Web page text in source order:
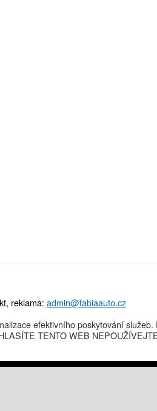
reklama: admin@fabiaauto.cz
efektivního poskytování
TENTO WEB